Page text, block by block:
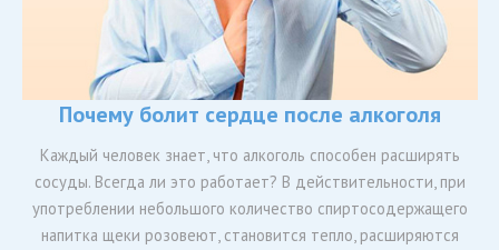
Почему болит сердце после алкоголя
Каждый человек знает, что алкоголь способен расширять
сосуды. Всегда ли это работает? В действительности, при
употреблении небольшого количество спиртосодержащего
напитка щеки розовеют, становится тепло, расширяются